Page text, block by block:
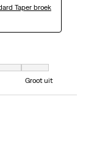
Taper broek
uit en 7 gelijk is aan Groot uit
Groot uit